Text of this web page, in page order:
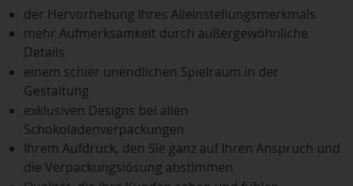
der Hervorhebung Ihres Alleinstellungsmerkmals
mehr Aufmerksamkeit durch außergewöhnliche
Details
einem schier unendlichen Spielraum in der
Gestaltung
exklusiven Designs bei allen
Schokoladenverpackungen
Ihrem Aufdruck, den Sie ganz auf Ihren Anspruch und
die Verpackungslösung abstimmen